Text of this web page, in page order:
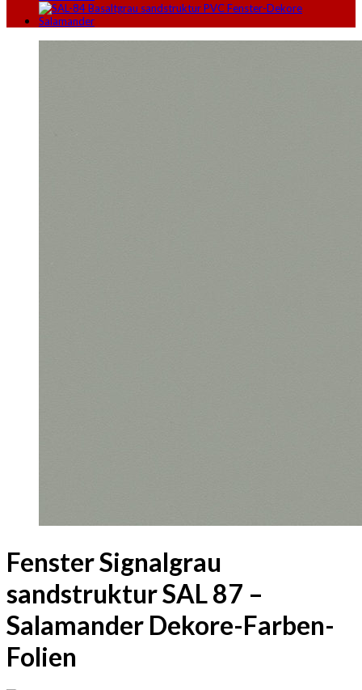
Fenster Signalgrau
sandstruktur SAL 87 –
Salamander Dekore-Farben-
Folien